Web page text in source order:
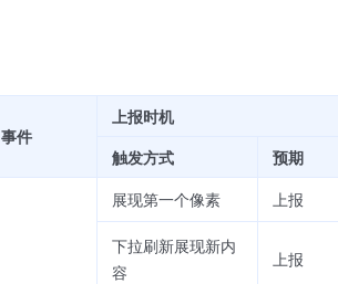
事件
上报时机
触发方式
预期
展现第一个像素 上报
下拉刷新展现新内
容
上报